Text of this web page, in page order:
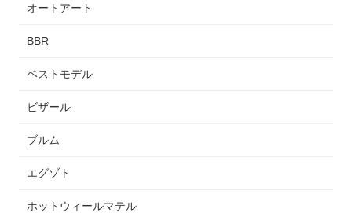
オートアート
BBR
ベストモデル
ビザール
ブルム
エグゾト
ホットウィールマテル